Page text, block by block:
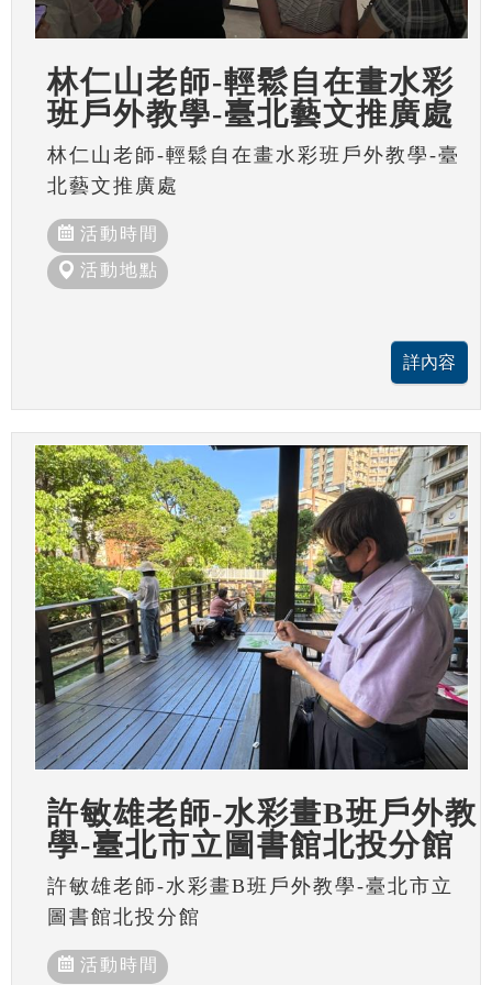
林仁山老師-輕鬆自在畫水彩
班戶外教學-臺北藝文推廣處
林仁山老師-輕鬆自在畫水彩班戶外教學-臺
北藝文推廣處
活動時間
活動地點
許敏雄老師-水彩畫B班戶外教
學-臺北市立圖書館北投分館
許敏雄老師-水彩畫B班戶外教學-臺北市立
圖書館北投分館
活動時間